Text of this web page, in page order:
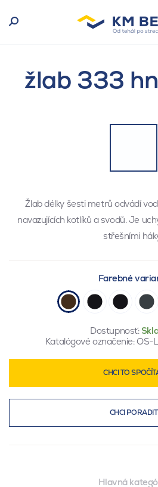
žlab 333
Žlab délky šesti metrů odvádí
navazujících kotlíků a svodů. Je
střešními
Farebné
Dostupnosť:
Katalógové označenie:OS-
CHCI TO
CHCI PORADIT
Hlavná